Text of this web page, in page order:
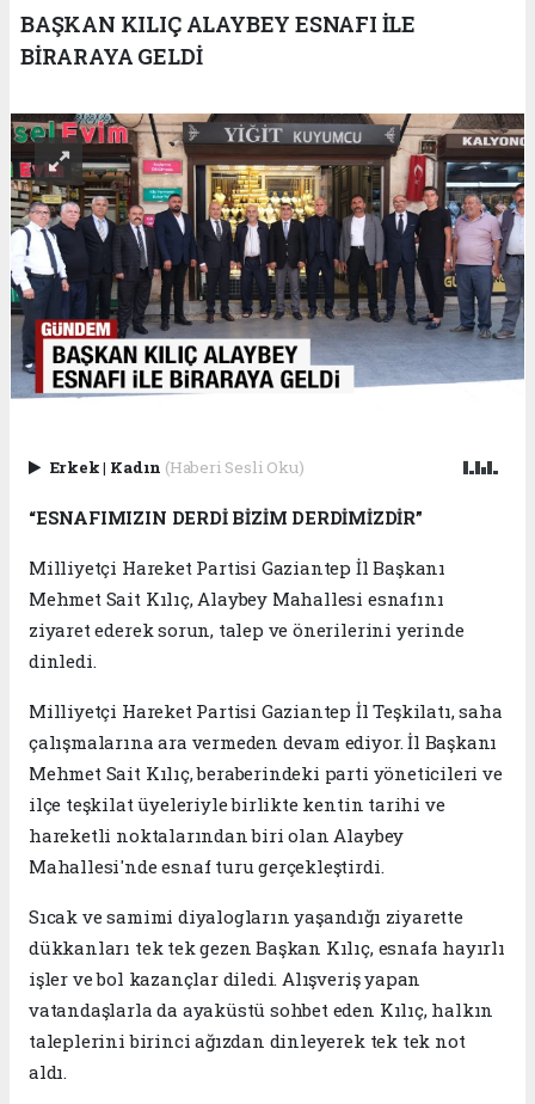
BAŞKAN KILIÇ ALAYBEY ESNAFI İLE
BİRARAYA GELDİ
Erkek| Kadın (Haberi Sesli Oku)
“ESNAFIMIZIN DERDİ BİZİM DERDİMİZDİR”
Milliyetçi Hareket Partisi Gaziantep İl Başkanı
Mehmet Sait Kılıç, Alaybey Mahallesi esnafını
ziyaret ederek sorun, talep ve önerilerini yerinde
dinledi.
Milliyetçi Hareket Partisi Gaziantep İl Teşkilatı, saha
çalışmalarına ara vermeden devam ediyor. İl Başkanı
Mehmet Sait Kılıç, beraberindeki parti yöneticileri ve
ilçe teşkilat üyeleriyle birlikte kentin tarihi ve
hareketli noktalarından biri olan Alaybey
Mahallesi'nde esnaf turu gerçekleştirdi.
Sıcak ve samimi diyalogların yaşandığı ziyarette
dükkanları tek tek gezen Başkan Kılıç, esnafa hayırlı
işler ve bol kazançlar diledi. Alışveriş yapan
vatandaşlarla da ayaküstü sohbet eden Kılıç, halkın
taleplerini birinci ağızdan dinleyerek tek tek not
aldı.